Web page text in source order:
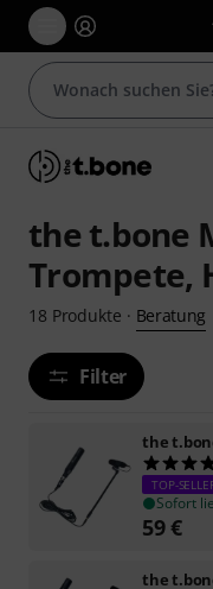
the t.bone
Trompete,
18 Produkte · Beratung
Filter
the
TOP-
Sofort
59€
the